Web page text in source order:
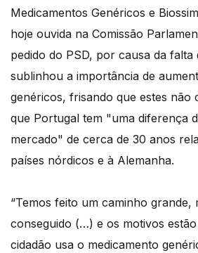
Medicamentos Genéricos e
hoje ouvida na Comissão
pedido do PSD, por causa da falta
sublinhou a importância de
genéricos, frisando que estes não
que Portugal tem "uma diferença
mercado" de cerca de 30 anos
países nórdicos e à Alemanha.
“Temos feito um caminho grande,
conseguido (…) e os motivos
cidadão usa o medicamento